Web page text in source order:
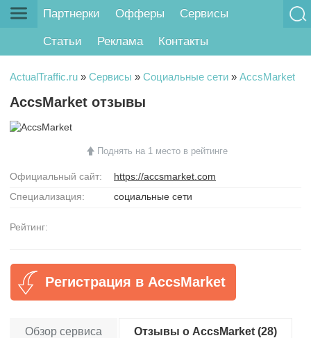
Партнерки Офферы Сервисы
Статьи Реклама Контакты
ActualTraffic.ru » Сервисы » Социальные сети » AccsMarket
AccsMarket отзывы
Поднять на 1 место в рейтинге
Официальный сайт:
https://accsmarket.com
Специализация:
социальные сети
Рейтинг:
Регистрация в AccsMarket
Обзор сервиса Отзывы о AccsMarket (28)